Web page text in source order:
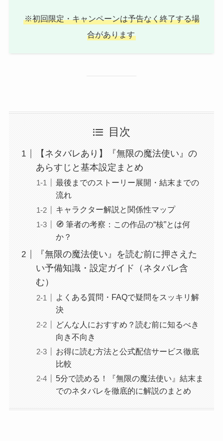
※初回限定・キャンペーンは予告なく終了する場
合があります
目次
【ネタバレあり】『無限の魔法使い』の
あらすじと基本設定まとめ
最後までのストーリー展開・結末までの
流れ
キャラクター解説と関係性マップ
🧭 筆者の考察：この作品の“核”とは何
か？
『無限の魔法使い』を読む前に押さえた
い予備知識・設定ガイド（ネタバレ含
む）
よくある質問・FAQで疑問をスッキリ解
決
どんな人におすすめ？読む前に知るべき
向き不向き
お得に読む方法と公式配信サービス徹底
比較
5分で読める！『無限の魔法使い』結末ま
でのネタバレを徹底的に解説のまとめ